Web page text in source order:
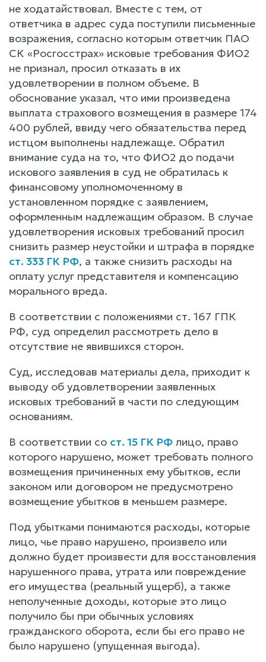
не ходатайствовал. Вместе с тем, от
ответчика в адрес суда поступили письменные
возражения, согласно которым ответчик ПАО
СК «Росгосстрах» исковые требования ФИО2
не признал, просил отказать в их
удовлетворении в полном объеме. В
обоснование указал, что ими произведена
выплата страхового возмещения в размере 174
400 рублей, ввиду чего обязательства перед
истцом выполнены надлежаще. Обратил
внимание суда на то, что ФИО2 до подачи
искового заявления в суд не обратилась к
финансовому уполномоченному в
установленном порядке с заявлением,
оформленным надлежащим образом. В случае
удовлетворения исковых требований просил
снизить размер неустойки и штрафа в порядке
ст. 333 ГК РФ, а также снизить расходы на
оплату услуг представителя и компенсацию
морального вреда.
В соответствии с положениями ст. 167 ГПК
РФ, суд определил рассмотреть дело в
отсутствие не явившихся сторон.
Суд, исследовав материалы дела, приходит к
выводу об удовлетворении заявленных
исковых требований в части по следующим
основаниям.
В соответствии со ст. 15 ГК РФ лицо, право
которого нарушено, может требовать полного
возмещения причиненных ему убытков, если
законом или договором не предусмотрено
возмещение убытков в меньшем размере.
Под убытками понимаются расходы, которые
лицо, чье право нарушено, произвело или
должно будет произвести для восстановления
нарушенного права, утрата или повреждение
его имущества (реальный ущерб), а также
неполученные доходы, которые это лицо
получило бы при обычных условиях
гражданского оборота, если бы его право не
было нарушено (упущенная выгода).